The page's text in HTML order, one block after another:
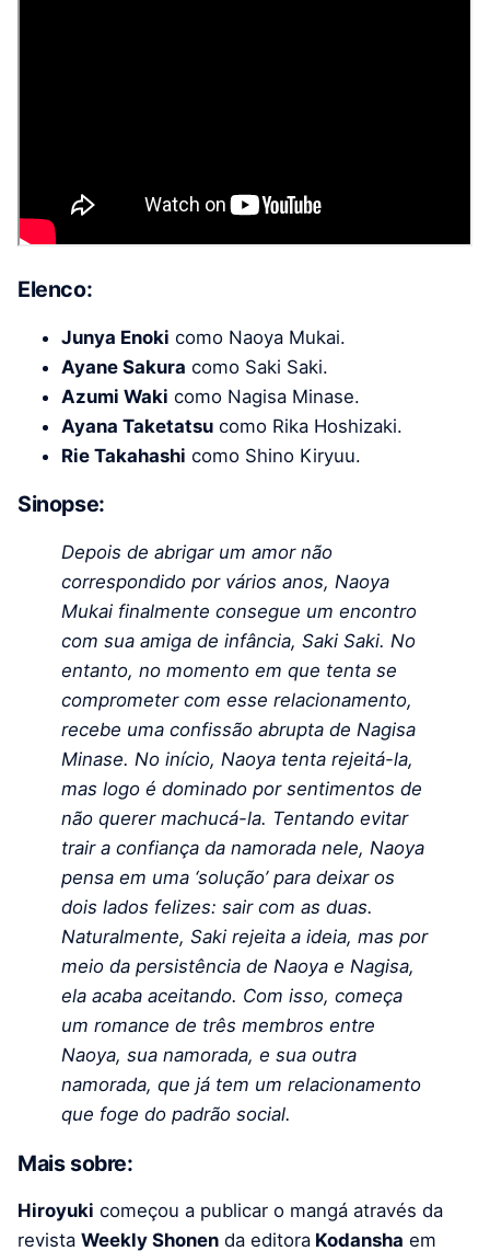
Elenco:
Junya Enoki como Naoya Mukai.
Ayane Sakura como Saki Saki.
Azumi Waki como Nagisa Minase.
Ayana Taketatsu como Rika Hoshizaki.
Rie Takahashi como Shino Kiryuu.
Sinopse:
Depois de abrigar um amor não
correspondido por vários anos, Naoya
Mukai finalmente consegue um encontro
com sua amiga de infância, Saki Saki. No
entanto, no momento em que tenta se
comprometer com esse relacionamento,
recebe uma confissão abrupta de Nagisa
Minase. No início, Naoya tenta rejeitá-la,
mas logo é dominado por sentimentos de
não querer machucá-la. Tentando evitar
trair a confiança da namorada nele, Naoya
pensa em uma ‘solução’ para deixar os
dois lados felizes: sair com as duas.
Naturalmente, Saki rejeita a ideia, mas por
meio da persistência de Naoya e Nagisa,
ela acaba aceitando. Com isso, começa
um romance de três membros entre
Naoya, sua namorada, e sua outra
namorada, que já tem um relacionamento
que foge do padrão social.
Mais sobre:
Hiroyuki começou a publicar o mangá através da
revista Weekly Shonen da editora Kodansha em